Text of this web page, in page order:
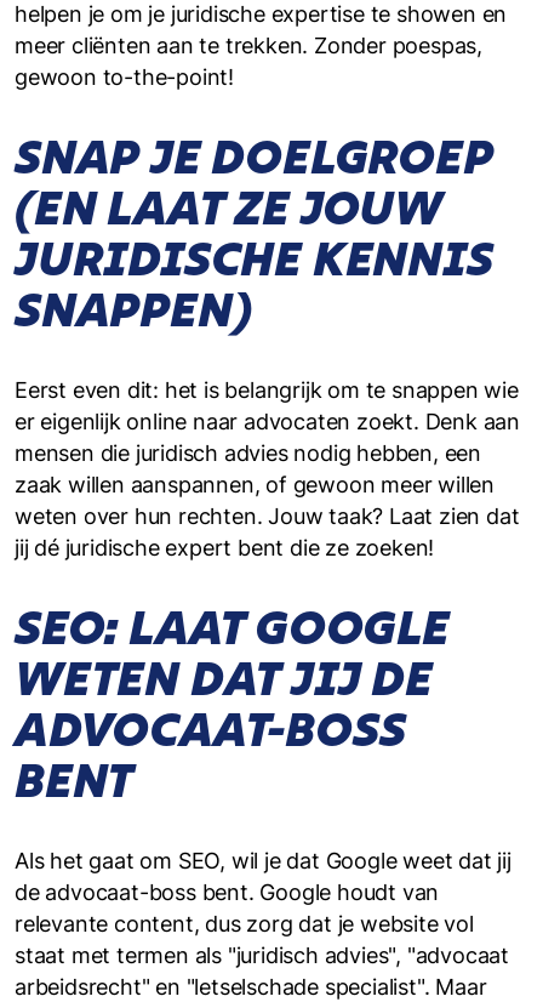
helpen je om je juridische expertise te showen en
meer cliënten aan te trekken. Zonder poespas,
gewoon to-the-point!
SNAP JE DOELGROEP
(EN LAAT ZE JOUW
JURIDISCHE KENNIS
SNAPPEN)
Eerst even dit: het is belangrijk om te snappen wie
er eigenlijk online naar advocaten zoekt. Denk aan
mensen die juridisch advies nodig hebben, een
zaak willen aanspannen, of gewoon meer willen
weten over hun rechten. Jouw taak? Laat zien dat
jij dé juridische expert bent die ze zoeken!
SEO: LAAT GOOGLE
WETEN DAT JIJ DE
ADVOCAAT-BOSS
BENT
Als het gaat om SEO, wil je dat Google weet dat jij
de advocaat-boss bent. Google houdt van
relevante content, dus zorg dat je website vol
staat met termen als "juridisch advies", "advocaat
arbeidsrecht" en "letselschade specialist". Maar